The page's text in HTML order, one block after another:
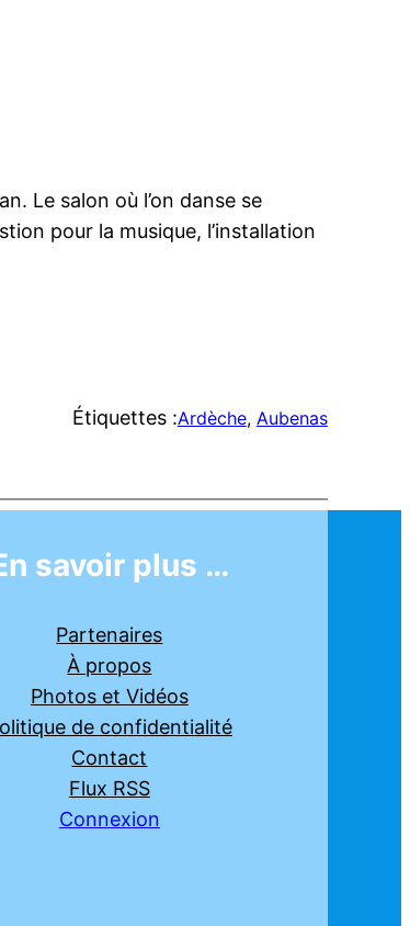
Le salon où l’on danse se
pour la musique, l’installation
Étiquettes :Ardèche, Aubenas
savoir plus …
Partenaires
À propos
Photos et Vidéos
de confidentialité
Contact
Flux RSS
Connexion